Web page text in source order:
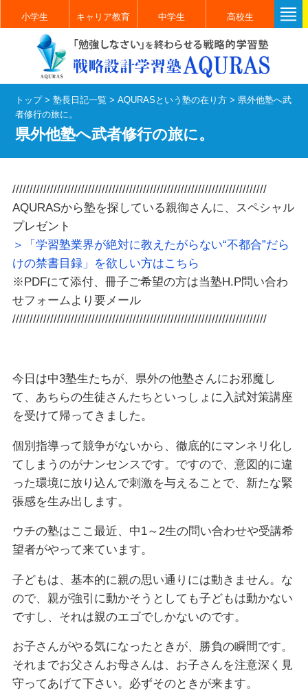
小学生 キャリア教育 中学生 高校生
トップ>塾長日記一覧 >AQURASという塾の在り方 > 県外他塾へ武
者修行の旅に。
県外他塾へ武者修行の旅に。
//////////////////////////////////////////////////////////////////////////
AQURASから塾を探している親御さんに、スペシャル
プレゼント
＞「学習塾業界が絶対に教えたがらない“不都合”だら
けの禁書目録」を欲しい方はこちら
※PDFにて添付、冊子ご希望の方は当塾H.P問い合わ
せフォームより要メール
//////////////////////////////////////////////////////////////////////////
今日は中3塾生たちが、県外の他塾さんにお邪魔し
て、あちらの生徒さんたちといっしょに入試対策講座
を受けて帰ってきました。
個別指導って競争がないから、徹底的にマンネリ化し
てしまうのがナンセンスです。ですので、意図的に違
った環境に放り込んで刺激を与えることで、新たな緊
張感を生み出します。
ウチの塾はここ最近、中1～2生の問い合わせや受講希
望者がやって来ています。
子どもは、基本的に親の思い通りには動きません。な
ので、親が強引に動かそうとしても子どもは動かない
ですし、それは親のエゴでしかないのです。
お子さんがやる気になったときが、勝負の瞬間です。
それまでお父さんお母さんは、お子さんを注意深く見
守ってあげて下さい。必ずそのときが来ます。